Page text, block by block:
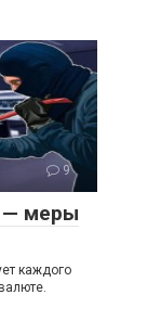
9
— меры
каждого